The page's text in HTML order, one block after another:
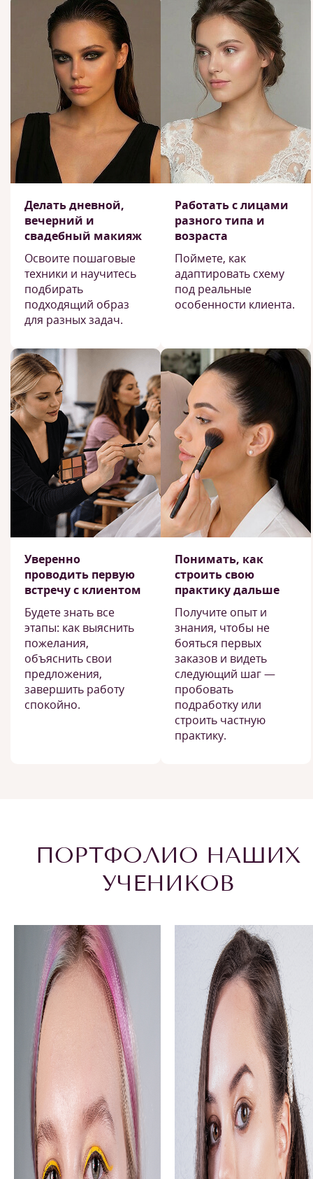
Делать дневной,
вечерний и
свадебный макияж
Освоите пошаговые
техники и научитесь
подбирать
подходящий образ
для разных задач.
Работать с лицами
разного типа и
возраста
Поймете, как
адаптировать схему
под реальные
особенности клиента.
Уверенно
проводить первую
встречу с клиентом
Будете знать все
этапы: как выяснить
пожелания,
объяснить свои
предложения,
завершить работу
спокойно.
Понимать, как
строить свою
практику дальше
Получите опыт и
знания, чтобы не
бояться первых
заказов и видеть
следующий шаг —
пробовать
подработку или
строить частную
практику.
ПОРТФОЛИО НАШИХ
УЧЕНИКОВ